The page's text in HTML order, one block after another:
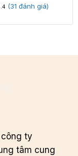
(31 đánh giá)
ty
tâm cung